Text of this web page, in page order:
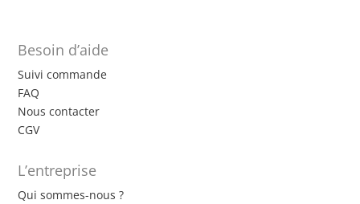
Besoin d’aide
Suivi commande
FAQ
Nous contacter
CGV
L’entreprise
Qui sommes-nous ?